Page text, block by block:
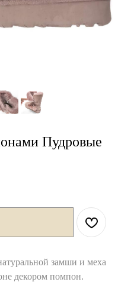
Пудровые
замши и меха
декором помпон.